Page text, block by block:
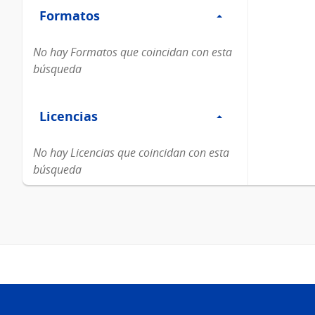
Formatos
Formatos
No hay Formatos que coincidan con esta
búsqueda
Licencias
Licencias
No hay Licencias que coincidan con esta
búsqueda